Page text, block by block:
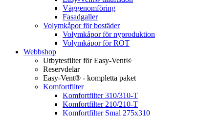
Väggenomföring
Fasadgaller
Volymkåpor för bostäder
Volymkåpor för nyproduktion
Volymkåpor för ROT
Webbshop
Utbytesfilter för Easy-Vent®
Reservdelar
Easy-Vent® - kompletta paket
Komfortfilter
Komfortfilter 310/310-T
Komfortfilter 210/210-T
Komfortfilter Smal 275x310